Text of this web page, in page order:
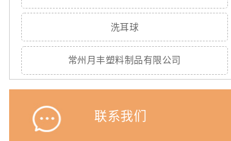
洗耳球
常州月丰塑料制品有限公司
联系我们